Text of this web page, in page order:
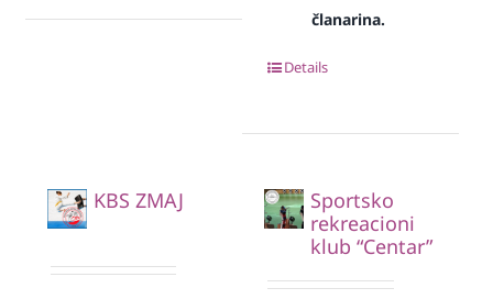
članarina.
Details
KBS ZMAJ
Sportsko
rekreacioni
klub “Centar”